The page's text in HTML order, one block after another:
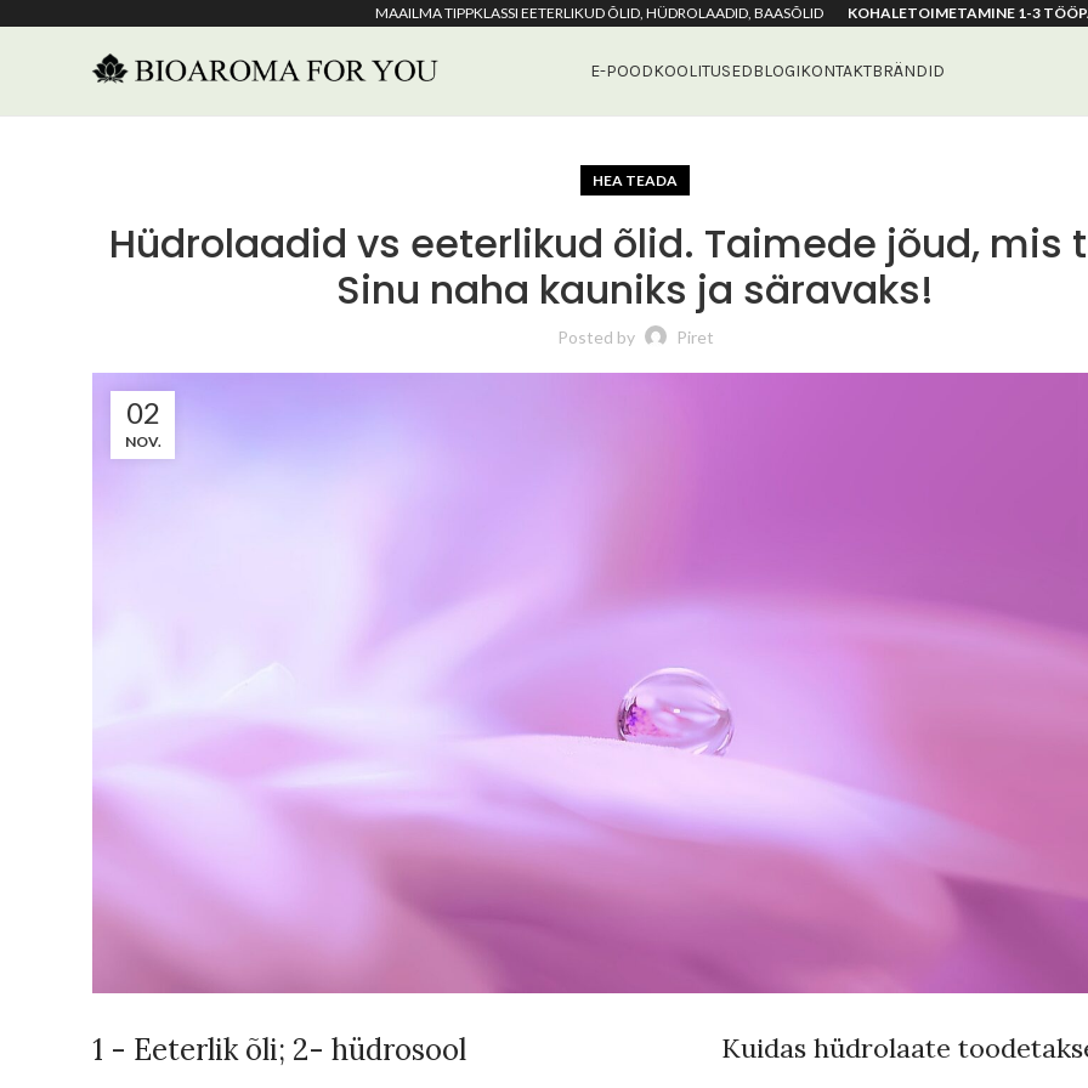
MAAILMA TIPPKLASSI EETERLIKUD ÕLID, HÜDROLAADID, BAASÕLID KOHALETOIMETAMINE 1-3
E-POODKOOLITUSEDBLOGIKONTAKTBRÄNDID
HEA TEADA
Hüdrolaadid vs eeterlikud õlid. Taimede jõud, mis
Sinu naha kauniks ja säravaks!
Posted by Piret
02
NOV.
1 - Eeterlik õli; 2- hüdrosool Kuidas hüdrolaate